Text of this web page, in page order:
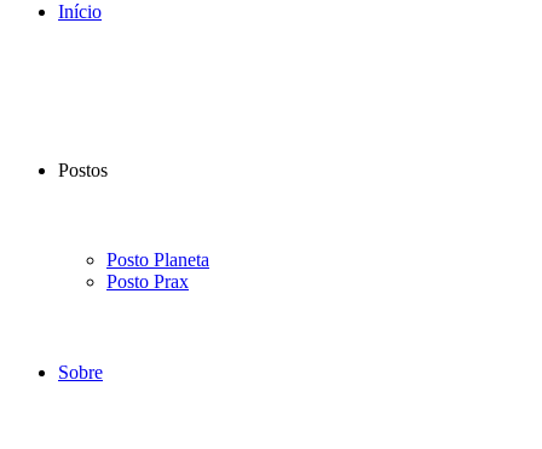
Início
Postos
Posto Planeta
Posto Prax
Sobre